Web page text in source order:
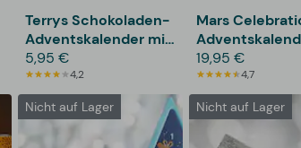
Terrys Schokoladen-
Adventskalender mit
Orangengeschmack
5,95 €
4,2
Mars
19,95 €
4,7
Nicht auf Lager Nicht auf Lager